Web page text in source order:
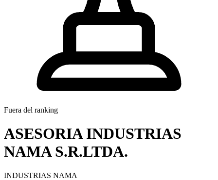
Fuera del ranking
ASESORIA INDUSTRIAS
NAMA S.R.LTDA.
INDUSTRIAS NAMA